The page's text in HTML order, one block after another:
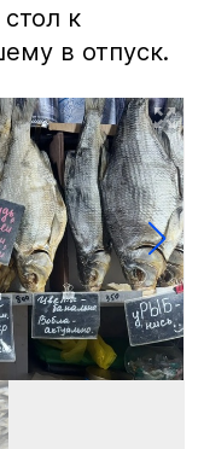
к
в отпуск.